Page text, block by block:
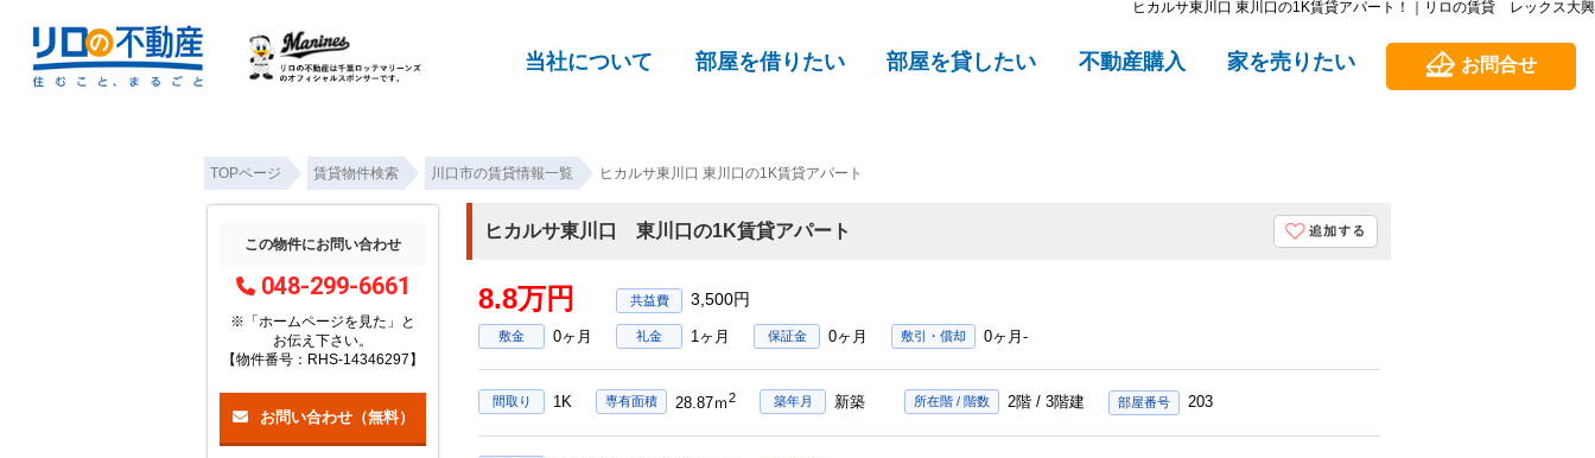
ヒカルサ東川口 東川口の1K賃貸アパート！｜リロの賃貸 レックス大興
当社について 部屋を借りたい 部屋を貸したい 不動産購入 家を売りたい お問合せ
TOPページ 賃貸物件検索 川口市の賃貸情報一覧 ヒカルサ東川口 東川口の1K賃貸アパート
ヒカルサ東川口 東川口の1K賃貸アパート
8.8万円 3,500円
敷金 0ヶ月 礼金 1ヶ月 保証金 0ヶ月 敷引・償却 0ヶ月-
間取り 1K 専有面積 28.87ｍ2 築年月 新築 所在階 / 階数 2階 / 3階建 203
この物件にお問い合わせ
048-299-6661
※「ホームページを見た」
と
お伝え下さい。
【物件番号：RHS-14346297】
お問い合わせ（無料）